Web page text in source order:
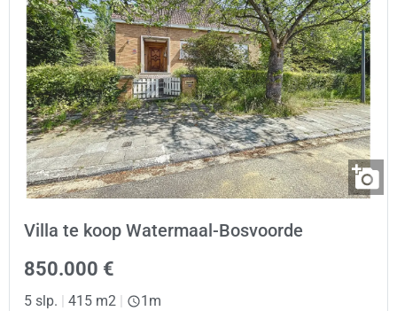
Villa te koop Watermaal-Bosvoorde
850.000 €
5 slp. | 415 m2 | 1m